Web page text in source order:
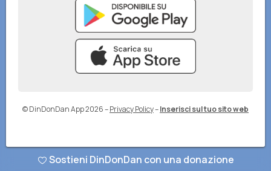
© DinDonDan App 2026–Privacy Policy–Inserisci sul tuo sito web
Sostieni DinDonDan con una donazione